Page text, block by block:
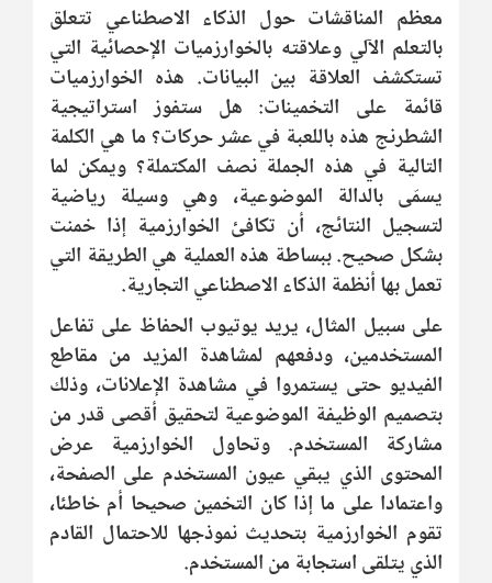
معظم المناقشات حول الذكاء الاصطناعي تتعلق
بالتعلم الآلي وعلاقته بالخوارزميات الإحصائية التي
تستكشف العلاقة بين البيانات. هذه الخوارزميات
قائمة على التخمينات: هل ستفوز استراتيجية
الشطرنج هذه باللعبة في عشر حركات؟ ما هي الكلمة
التالية في هذه الجملة نصف المكتملة؟ ويمكن لما
يسمّى بالدالة الموضوعية، وهي وسيلة رياضية
لتسجيل النتائج، أن تكافئ الخوارزمية إذا خمنت
بشكل صحيح. ببساطة هذه العملية هي الطريقة التي
تعمل بها أنظمة الذكاء الاصطناعي التجارية.
على سبيل المثال، يريد يوتيوب الحفاظ على تفاعل
المستخدمين، ودفعهم لمشاهدة المزيد من مقاطع
الفيديو حتى يستمروا في مشاهدة الإعلانات، وذلك
بتصميم الوظيفة الموضوعية لتحقيق أقصى قدر من
مشاركة المستخدم. وتحاول الخوارزمية عرض
المحتوى الذي يبقي عيون المستخدم على الصفحة،
واعتمادا على ما إذا كان التخمين صحيحا أم خاطئا،
تقوم الخوارزمية بتحديث نموذجها للاحتمال القادم
الذي يتلقى استجابة من المستخدم.